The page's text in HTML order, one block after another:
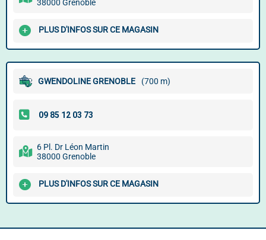
38000 Grenoble
PLUS D'INFOS SUR CE MAGASIN
GWENDOLINE GRENOBLE (700 m)
6 Pl. Dr Léon Martin
38000 Grenoble
PLUS D'INFOS SUR CE MAGASIN